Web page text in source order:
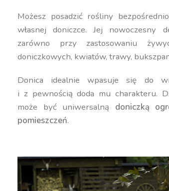
Możesz posadzić rośliny
własnej doniczce. Jej nowoczesny
zarówno przy zastosowaniu
doniczkowych, kwiatów, trawy,
Donica idealnie wpasuje się do
i z pewnością doda mu charakteru.
może być uniwersalną doniczką
pomieszczeń.